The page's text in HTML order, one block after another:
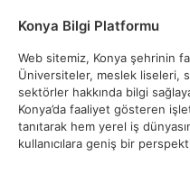
Konya Bilgi Platformu
Web sitemiz, Konya şehrinin
Üniversiteler, meslek liseleri,
sektörler hakkında bilgi
Konya’da faaliyet gösteren
tanıtarak hem yerel iş
kullanıcılara geniş bir